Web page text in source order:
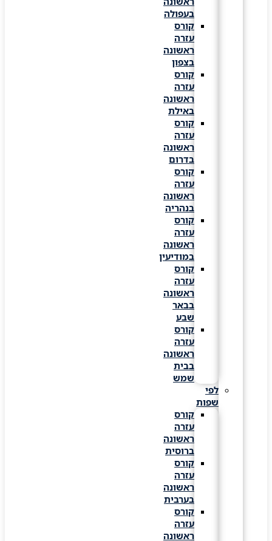
בעפולה
קורס
עזרה
ראשונה
בצפון
קורס
עזרה
ראשונה
באילת
קורס
עזרה
ראשונה
בדרום
קורס
עזרה
ראשונה
בנהריה
קורס
עזרה
ראשונה
במודיעין
קורס
עזרה
ראשונה
בבאר
קורס
עזרה
ראשונה
בבית
שמש
לפי
שפות
קורס
עזרה
ראשונה
ברוסית
קורס
עזרה
ראשונה
בערבית
קורס
עזרה
ראשונה